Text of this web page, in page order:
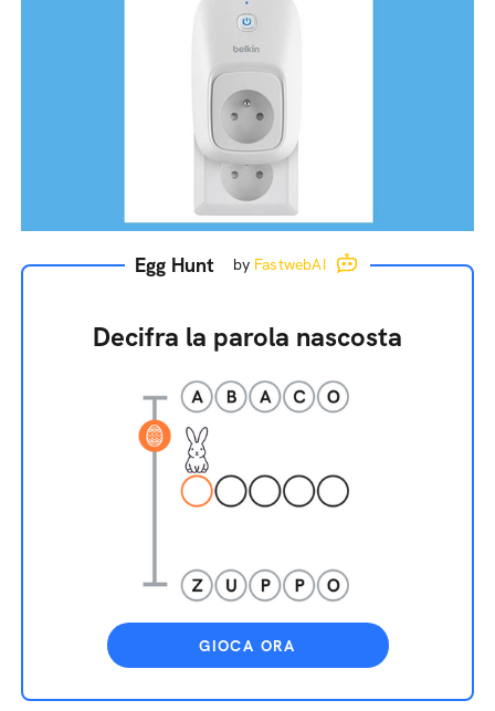
Egg Hunt by FastwebAI
Decifra la parola nascosta
GIOCA ORA